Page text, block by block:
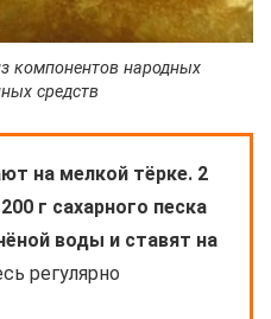
компонентов народных
средств
на мелкой тёрке. 2
г сахарного песка
воды и ставят на
регулярно